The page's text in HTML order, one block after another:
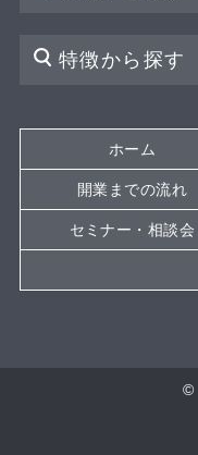
特徴から探す
ホーム
開業までの流れ
セミナー・相談会
©